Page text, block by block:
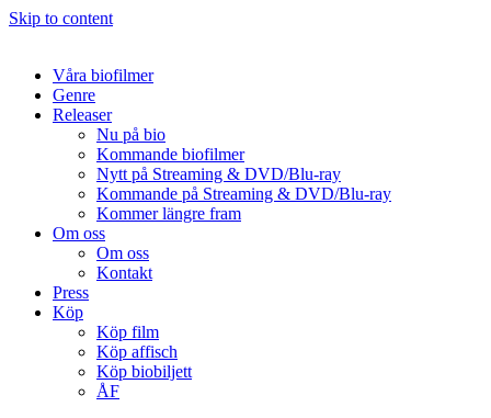
Skip to content
Våra biofilmer
Genre
Releaser
Nu på bio
Kommande biofilmer
Nytt på Streaming & DVD/Blu-ray
Kommande på Streaming & DVD/Blu-ray
Kommer längre fram
Om oss
Om oss
Kontakt
Press
Köp
Köp film
Köp affisch
Köp biobiljett
ÅF